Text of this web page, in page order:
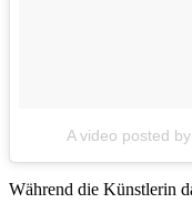
A video posted
Während die Künstlerin